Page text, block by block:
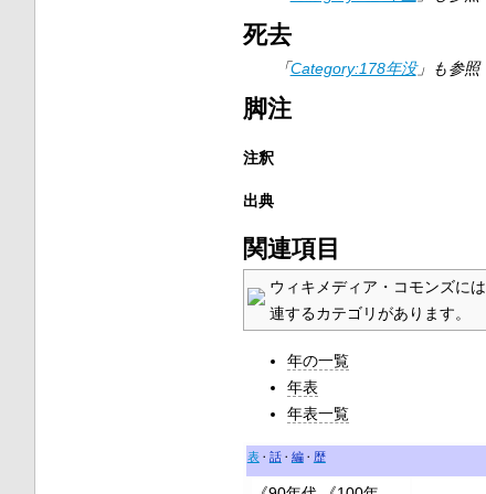
死去
「Category:178年没」も参照
脚注
注釈
出典
関連項目
ウィキメディア・コモンズには
連するカテゴリがあります。
年の一覧
年表
年表一覧
表 話 編 歴